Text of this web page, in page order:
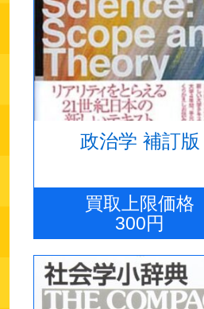
政治学 補訂版
買取上限価格
300円